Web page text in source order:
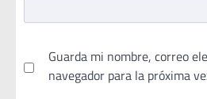
Guarda mi nombre, correo
navegador para la próxima